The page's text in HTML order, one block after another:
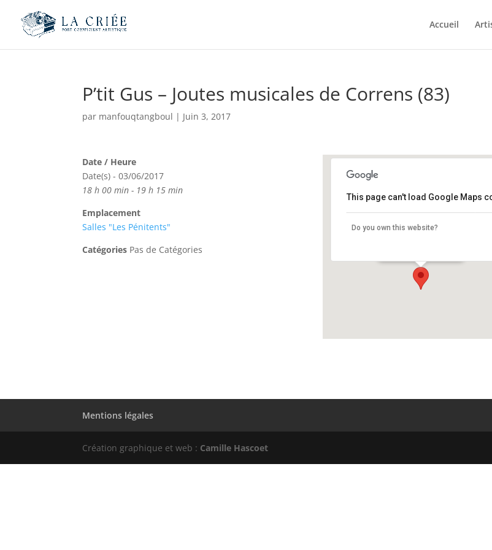
Accueil
P’tit Gus – Joutes musicales de Correns (83)
par manfouqtangboul | Juin 3, 2017
Salles “Les Pénitents”
This page can't load Google Maps
Do you own this website?
Date / Heure
Date(s) - 03/06/2017
18 h 00 min - 19 h 15 min
Emplacement
Salles "Les Pénitents"
Catégories Pas de Catégories
Mentions légales
Création graphique et web : Camille Hascoet